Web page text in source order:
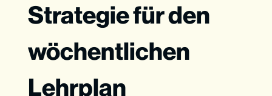
Strategie für den
wöchentlichen
Lehrplan